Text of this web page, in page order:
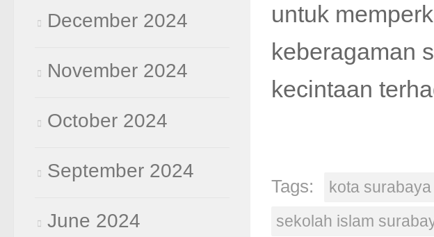
untuk
keberagaman
kecintaan
Tags: kota surabaya
sekolah islam
December 2024
November 2024
October 2024
September 2024
June 2024